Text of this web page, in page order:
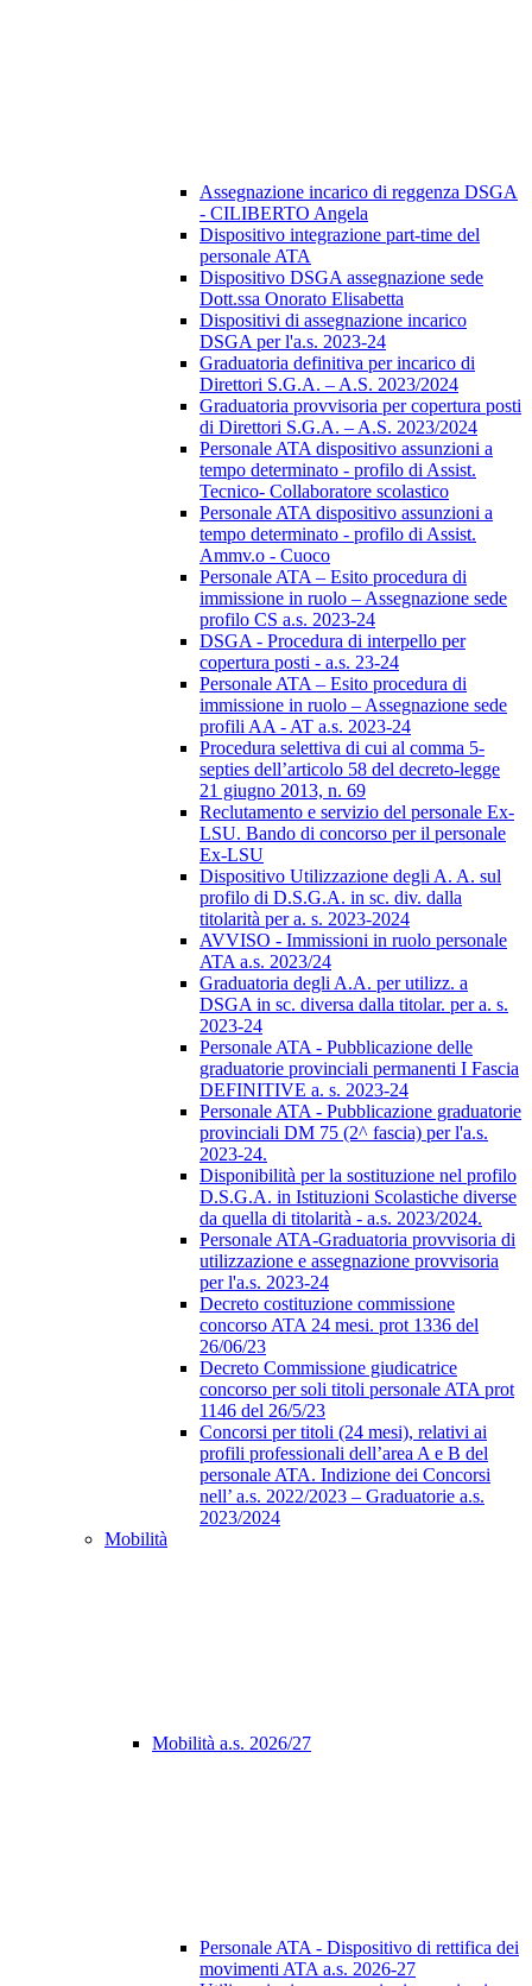
Assegnazione incarico di reggenza DSGA
- CILIBERTO Angela
Dispositivo integrazione part-time del
personale ATA
Dispositivo DSGA assegnazione sede
Dott.ssa Onorato Elisabetta
Dispositivi di assegnazione incarico
DSGA per l'a.s. 2023-24
Graduatoria definitiva per incarico di
Direttori S.G.A. – A.S. 2023/2024
Graduatoria provvisoria per copertura posti
di Direttori S.G.A. – A.S. 2023/2024
Personale ATA dispositivo assunzioni a
tempo determinato - profilo di Assist.
Tecnico- Collaboratore scolastico
Personale ATA dispositivo assunzioni a
tempo determinato - profilo di Assist.
Ammv.o - Cuoco
Personale ATA – Esito procedura di
immissione in ruolo – Assegnazione sede
profilo CS a.s. 2023-24
DSGA - Procedura di interpello per
copertura posti - a.s. 23-24
Personale ATA – Esito procedura di
immissione in ruolo – Assegnazione sede
profili AA - AT a.s. 2023-24
Procedura selettiva di cui al comma 5-
septies dell’articolo 58 del decreto-legge
21 giugno 2013, n. 69
Reclutamento e servizio del personale Ex-
LSU. Bando di concorso per il personale
Ex-LSU
Dispositivo Utilizzazione degli A. A. sul
profilo di D.S.G.A. in sc. div. dalla
titolarità per a. s. 2023-2024
AVVISO - Immissioni in ruolo personale
ATA a.s. 2023/24
Graduatoria degli A.A. per utilizz. a
DSGA in sc. diversa dalla titolar. per a. s.
2023-24
Personale ATA - Pubblicazione delle
graduatorie provinciali permanenti I Fascia
DEFINITIVE a. s. 2023-24
Personale ATA - Pubblicazione graduatorie
provinciali DM 75 (2^ fascia) per l'a.s.
2023-24.
Disponibilità per la sostituzione nel profilo
D.S.G.A. in Istituzioni Scolastiche diverse
da quella di titolarità - a.s. 2023/2024.
Personale ATA-Graduatoria provvisoria di
utilizzazione e assegnazione provvisoria
per l'a.s. 2023-24
Decreto costituzione commissione
concorso ATA 24 mesi. prot 1336 del
26/06/23
Decreto Commissione giudicatrice
concorso per soli titoli personale ATA prot
1146 del 26/5/23
Concorsi per titoli (24 mesi), relativi ai
profili professionali dell’area A e B del
personale ATA. Indizione dei Concorsi
nell’ a.s. 2022/2023 – Graduatorie a.s.
2023/2024
Mobilità
Mobilità a.s. 2026/27
Personale ATA - Dispositivo di rettifica dei
movimenti ATA a.s. 2026-27